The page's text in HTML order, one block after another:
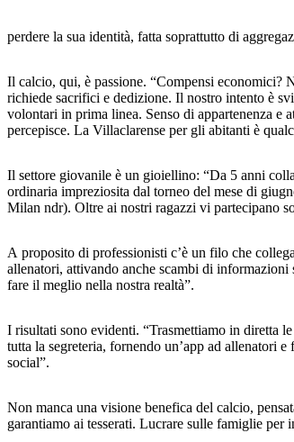
perdere la sua identità, fatta soprattutto di
Il calcio, qui, è passione. “Compensi economici?
richiede sacrifici e dedizione. Il nostro intento è
volontari in prima linea. Senso di appartenenza e
percepisce. La Villaclarense per gli abitanti è
Il settore giovanile è un gioiellino: “Da 5 anni
ordinaria impreziosita dal torneo del mese di
Milan ndr). Oltre ai nostri ragazzi vi partecipano
A proposito di professionisti c’è un filo che
allenatori, attivando anche scambi di
fare il meglio nella nostra realtà”.
I risultati sono evidenti. “Trasmettiamo in diretta
tutta la segreteria, fornendo un’app ad allenatori
social”.
Non manca una visione benefica del calcio,
garantiamo ai tesserati. Lucrare sulle famiglie